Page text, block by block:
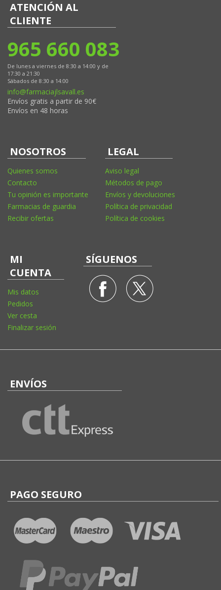
ATENCIÓN AL
CLIENTE
965 660 083
De lunes a viernes de 8:30 a 14:00 y de
17:30 a 21:30
Sábados de 8:30 a 14:00
info@farmaciajlsavall.es
Envíos gratis a partir de 90€
Envíos en 48 horas
NOSOTROS
Quienes somos
Contacto
Tu opinión es importante
Farmacias de guardia
Recibir ofertas
LEGAL
Aviso legal
Métodos de pago
Envíos y devoluciones
Política de privacidad
Política de cookies
MI
CUENTA
Mis datos
Pedidos
Ver cesta
Finalizar sesión
SÍGUENOS
ENVÍOS
PAGO SEGURO